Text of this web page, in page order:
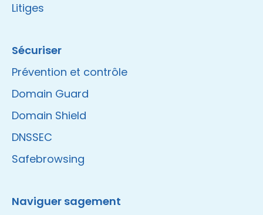
Litiges
Sécuriser
Prévention et contrôle
Domain Guard
Domain Shield
DNSSEC
Safebrowsing
Naviguer sagement